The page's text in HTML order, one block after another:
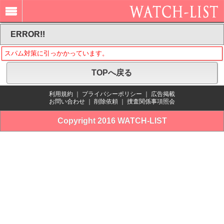
ERROR!!
スパム対策に引っかかっています。
TOPへ戻る
利用規約 プライバシーポリシー
広告掲載
お問い合わせ
削除依頼 捜査関係事項照会
Copyright 2016 WATCH-LIST